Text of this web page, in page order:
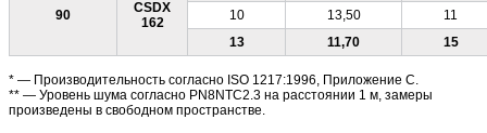
90
CSDX
162
10
13,50
11
13
11,70 15
* — Производительность согласно ISO 1217:1996, Приложение С.
** — Уровень шума согласно PN8NTC2.3 на расстоянии 1 м, замеры
произведены в свободном пространстве.